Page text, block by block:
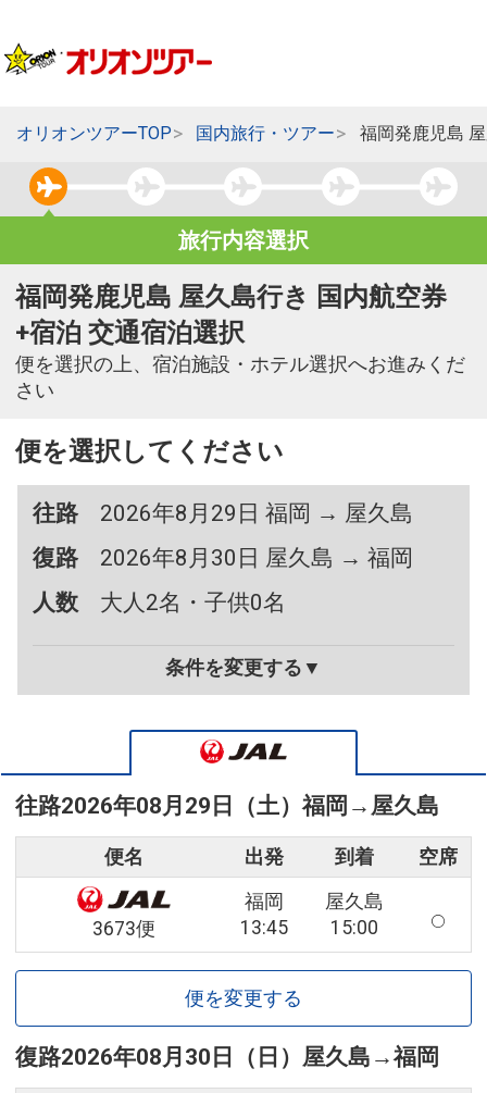
オリオンツアーTOP 国内旅行・ツアー 福岡発鹿児島
旅行内容選択
福岡発鹿児島 屋久島行き 国内航空券
+宿泊 交通宿泊選択
便を選択の上、宿泊施設・ホテル選択へお進みくだ
さい
便を選択してください
往路
2026年8月29日 福岡 → 屋久島
復路
2026年8月30日 屋久島 → 福岡
人数
大人2名・子供0名
条件を変更する▼
往路2026年08月29日（土）福岡 → 屋久島
便名 出発 到着 空席
3673便
福岡
13:45
屋久島
15:00
便を変更する
復路2026年08月30日（日） 屋久島 →福岡